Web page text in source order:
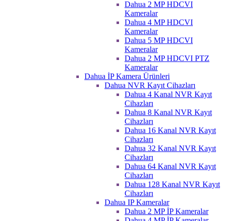
Dahua 2 MP HDCVI
Kameralar
Dahua 4 MP HDCVI
Kameralar
Dahua 5 MP HDCVI
Kameralar
Dahua 2 MP HDCVI PTZ
Kameralar
Dahua İP Kamera Ürünleri
Dahua NVR Kayıt Cihazları
Dahua 4 Kanal NVR Kayıt
Cihazları
Dahua 8 Kanal NVR Kayıt
Cihazları
Dahua 16 Kanal NVR Kayıt
Cihazları
Dahua 32 Kanal NVR Kayıt
Cihazları
Dahua 64 Kanal NVR Kayıt
Cihazları
Dahua 128 Kanal NVR Kayıt
Cihazları
Dahua IP Kameralar
Dahua 2 MP İP Kameralar